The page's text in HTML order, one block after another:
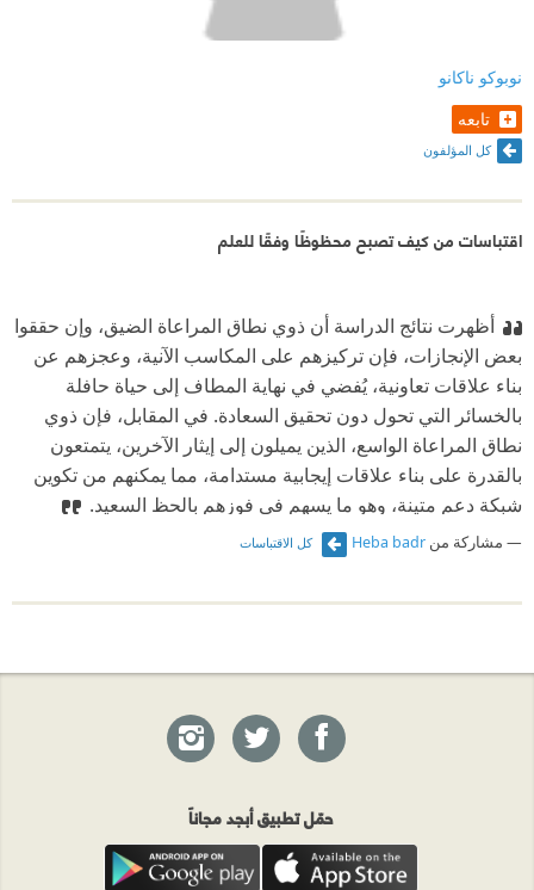
نوبوكو ناكانو
تابعه
كل المؤلفون
اقتباسات من كيف تصبح محظوظًا وفقًا للعلم
أظهرت نتائج الدراسة أن ذوي نطاق المراعاة الضيق، وإن حققوا
بعض الإنجازات، فإن تركيزهم على المكاسب الآنية، وعجزهم عن
بناء علاقات تعاونية، يُفضي في نهاية المطاف إلى حياة حافلة
بالخسائر التي تحول دون تحقيق السعادة. في المقابل، فإن ذوي
نطاق المراعاة الواسع، الذين يميلون إلى إيثار الآخرين، يتمتعون
بالقدرة على بناء علاقات إيجابية مستدامة، مما يمكنهم من تكوين
شبكة دعم متينة، وهو ما يسهم في فوزهم بالحظ السعيد.
مشاركة من Heba badr كل الاقتباسات
حمّل تطبيق أبجد مجاناً